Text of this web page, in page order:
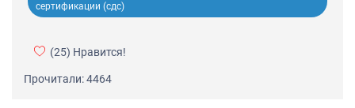
сертификации (сдс)
(25) Нравится!
Прочитали: 4464